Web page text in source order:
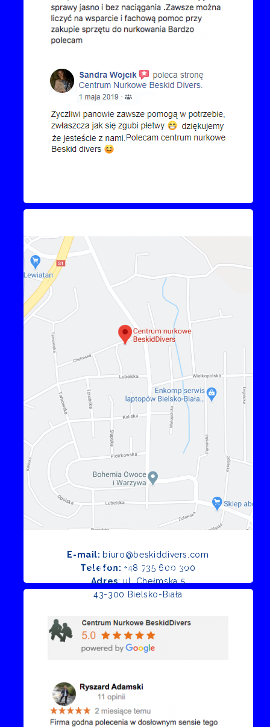
E-mail: biuro@beskiddivers.com
Telefon: +48 735 600 300
Adres: ul. Chełmska 5
43-300 Bielsko-Biała
Opinie Google